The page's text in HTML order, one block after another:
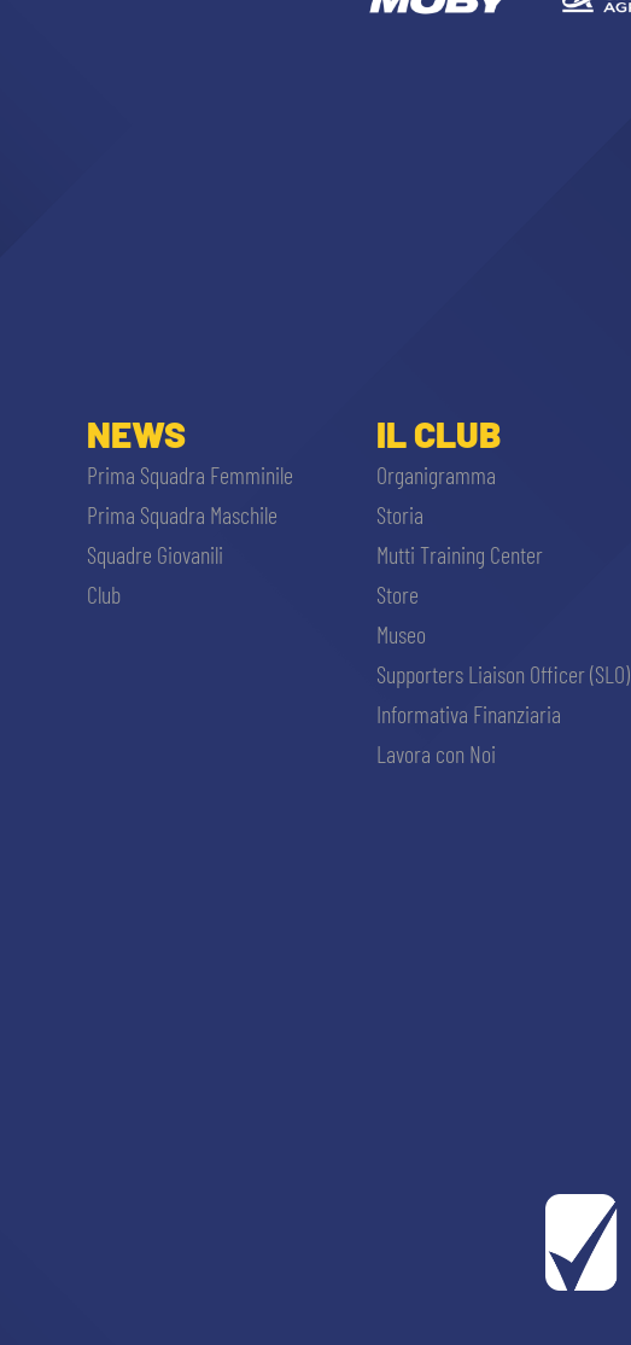
NEWS
Prima Squadra Femminile
Prima Squadra Maschile
Squadre Giovanili
Club
IL CLUB
Organigramma
Storia
Mutti Training Center
Store
Museo
Supporters Liaison Officer (SLO)
Informativa Finanziaria
Lavora con Noi